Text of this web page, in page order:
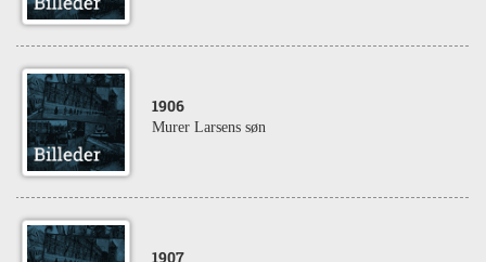
1906
Murer Larsens søn
1907